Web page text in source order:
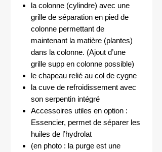
la colonne (cylindre) avec une
grille de séparation en pied de
colonne permettant de
maintenant la matière (plantes)
dans la colonne. (Ajout d’une
grille supp en colonne possible)
le chapeau relié au col de cygne
la cuve de refroidissement avec
son serpentin intégré
Accessoires utiles en option :
Essencier, permet de séparer les
huiles de l’hydrolat
(en photo : la purge est une